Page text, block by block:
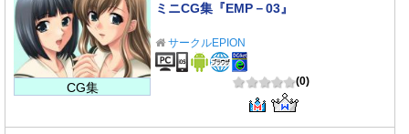
CG集
ミニCG集『EMP－03』
サークルEPION
(0)